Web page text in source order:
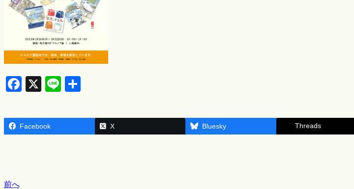
F
c
e
X
Li
e
ar
e
Facebook X Bluesky Threads
前へ